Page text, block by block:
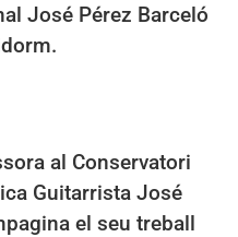
José Pérez Barceló
al Conservatori
Guitarrista José
el seu treball